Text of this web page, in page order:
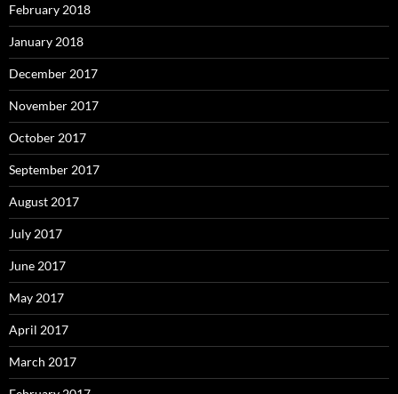
February 2018
January 2018
December 2017
November 2017
October 2017
September 2017
August 2017
July 2017
June 2017
May 2017
April 2017
March 2017